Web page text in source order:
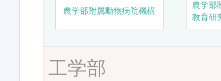
農学部附属動物病院機構
農学部
教育研
工学部